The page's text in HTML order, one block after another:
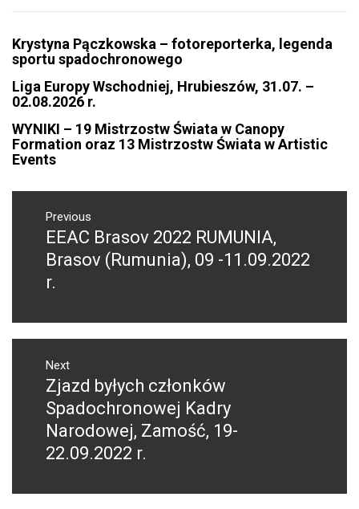
Krystyna Pączkowska – fotoreporterka, legenda
sportu spadochronowego
Liga Europy Wschodniej, Hrubieszów, 31.07. –
02.08.2026 r.
WYNIKI – 19 Mistrzostw Świata w Canopy
Formation oraz 13 Mistrzostw Świata w Artistic
Events
NAWIGACJA
WPISUPrevious
Previous
post:
EEAC Brasov 2022 RUMUNIA,
Brasov (Rumunia), 09 -11.09.2022
r.
Next
Next
post:
Zjazd byłych członków
Spadochronowej Kadry
Narodowej, Zamość, 19-
22.09.2022 r.